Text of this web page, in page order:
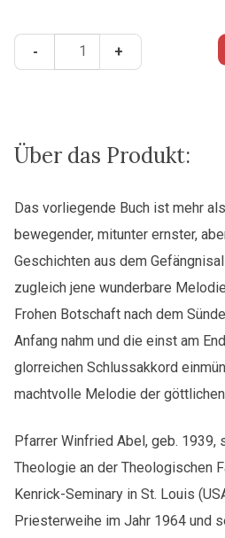
-
Barmherzigkeit
eines
+
Über das Produkt:
Das vorliegende Buch ist mehr
bewegender, mitunter ernster,
Geschichten aus dem
zugleich jene wunderbare
Frohen Botschaft nach dem
Anfang nahm und die einst am
glorreichen Schlussakkord
machtvolle Melodie der
Pfarrer Winfried Abel, geb. 1939,
Theologie an der Theologischen
Kenrick-Seminary in St. Louis
Priesterweihe im Jahr 1964 und